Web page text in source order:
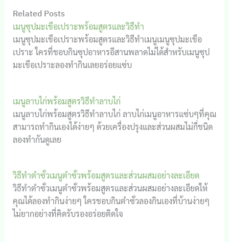
Related Posts
เมนูซุปมะเขือเปราะพร้อมสูตรและวิธีทำ
เมนูซุปมะเขือเปราะพร้อมสูตรและวิธีทำเมนูเมนูซุปมะเขือ
เปราะ ใครที่ชอบกินซุปอาหารอีสานพลาดไม่ได้สำหรับเมนูซุป
มะเขือเปราะลองทำกินเลยอร่อยแซ่บ
เมนูลาบไก่พร้อมสูตรวิธีทำลาบไก่
เมนูลาบไก่พร้อมสูตรวิธีทำลาบไก่ ลาบไก่เมนูอาหารแซ่บๆที่คุณ
สามารถทำกินเองได้ง่ายๆ ด้วยเครื่องปรุงและส่วนผสมไม่กี่ชนิด
ลองทำกันดูเลย
วิธีทำตำซั่วเมนูตำซั่วพร้อมสูตรและส่วนผสมอย่างละเอียด
วิธีทำตำซั่วเมนูตำซั่วพร้อมสูตรและส่วนผสมอย่างละเอียดให้
คุณได้ลองทำกินง่ายๆ ใครชอบกินตำซั่วลองกินเองที่บ้านง่ายๆ
ไม่ยากอย่างที่คิดรับรองอร่อยติดใจ